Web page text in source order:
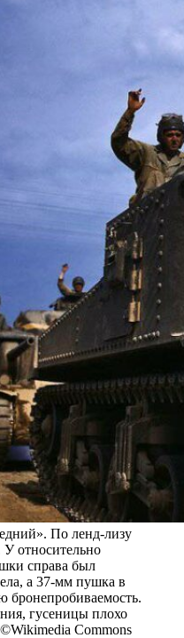
По ленд-лизу
относительно
справа был
а 37-мм пушка в
бронепробиваемость.
гусеницы плохо
©Wikimedia Commons